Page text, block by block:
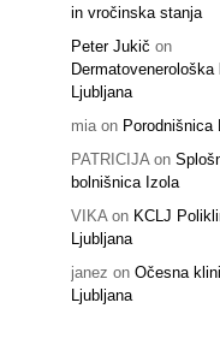
in vročinska stanja
Peter Jukič on
Dermatovenerološka
Ljubljana
miaon Porodnišnica
PATRICIJAon
bolnišnica Izola
VIKAon KCLJ
Ljubljana
janez on Očesna
Ljubljana